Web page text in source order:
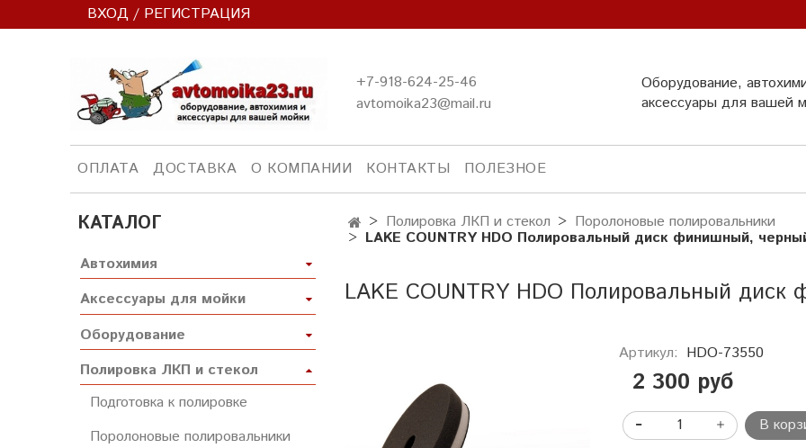
ВХОД / РЕГИСТРАЦИЯ
+7-918-624-25-46
avtomoika23@mail.ru
Оборудование,
аксессуары для вашей
ОПЛАТА ДОСТАВКА О КОМПАНИИ КОНТАКТЫ ПОЛЕЗНОЕ
Полировка ЛКП и стекол Поролоновые полировальники
LAKE COUNTRY HDO Полировальный диск финишный,
LAKE COUNTRY HDO Полировальный
Артикул: HDO-73550
2 300 руб
В
КАТАЛОГ
Автохимия
Аксессуары для мойки
Оборудование
Полировка ЛКП и стекол
Подготовка к полировке
Поролоновые полировальники